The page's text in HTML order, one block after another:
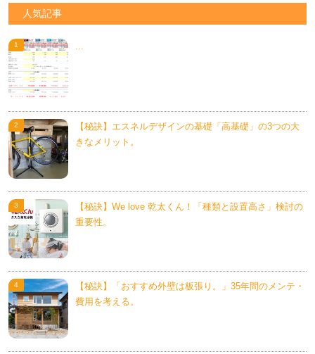
人気記事
...
【秘訣】エスネルデザインの基礎「高基礎」の3つの大
きなメリット。
【秘訣】We love 乾太くん！「種類と設置高さ」検討の
重要性。
【秘訣】「おすすめ外壁は板張り。」35年間のメンテ・
費用を考える。